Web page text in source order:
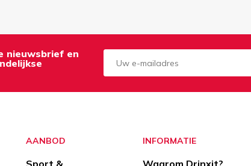
nieuwsbrief en
AANBOD INFORMATIE